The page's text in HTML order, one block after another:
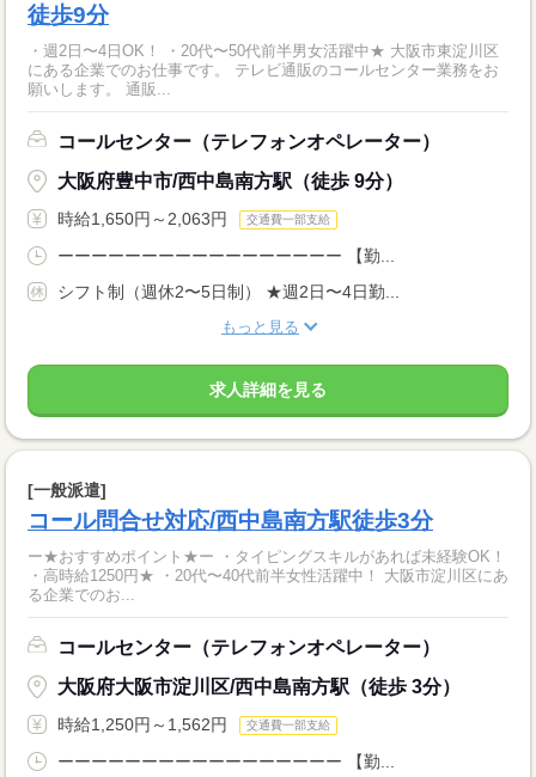
徒歩9分
・週2日〜4日OK！ ・20代〜50代前半男女活躍中★ 大阪市東淀川区
にある企業でのお仕事です。 テレビ通販のコールセンター業務をお
願いします。 通販...
コールセンター（テレフォンオペレーター）
大阪府豊中市/西中島南方駅（徒歩 9分）
時給1,650円～2,063円 交通費一部支給
ーーーーーーーーーーーーーーーーー 【勤...
シフト制（週休2〜5日制） ★週2日〜4日勤...
もっと見る
求人詳細を見る
[一般派遣]
コール問合せ対応/西中島南方駅徒歩3分
ー★おすすめポイント★ー ・タイピングスキルがあれば未経験OK！
・高時給1250円★ ・20代〜40代前半女性活躍中！ 大阪市淀川区にあ
る企業でのお...
コールセンター（テレフォンオペレーター）
大阪府大阪市淀川区/西中島南方駅（徒歩 3分）
時給1,250円～1,562円 交通費一部支給
ーーーーーーーーーーーーーーーーー 【勤...